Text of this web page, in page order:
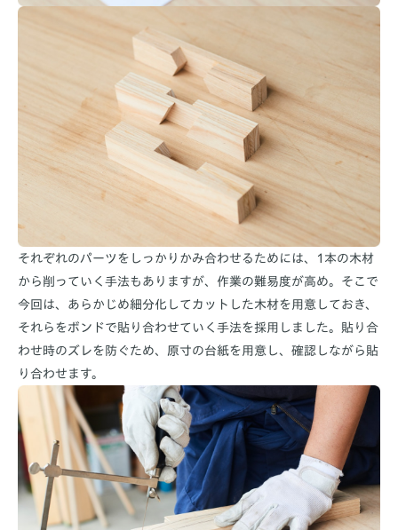
それぞれのパーツをしっかりかみ合わせるためには、1本の木材
から削っていく手法もありますが、作業の難易度が高め。そこで
今回は、あらかじめ細分化してカットした木材を用意しておき、
それらをボンドで貼り合わせていく手法を採用しました。貼り合
わせ時のズレを防ぐため、原寸の台紙を用意し、確認しながら貼
り合わせます。